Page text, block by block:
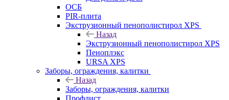
ОСБ
PIR-плита
Экструзионный пенополистирол XPS
Назад
Экструзионный пенополистирол XPS
Пеноплэкс
URSA XPS
Заборы, ограждения, калитки
Назад
Заборы, ограждения, калитки
Профлист